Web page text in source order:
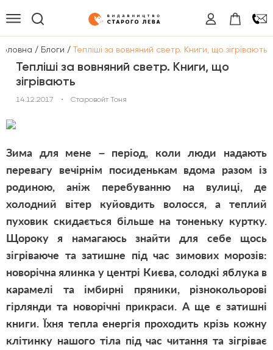
/ Блоги / Тепліші за вовняний светр. Книги, що зігрівають
Тепліші за вовняний светр. Книги, що
зігрівають
14.12.2017 • Старовойт Тоня
Зима для мене – період, коли люди надають
перевагу вечірнім посиденькам вдома разом із
родиною, аніж перебуванню на вулиці, де
холодний вітер куйовдить волосся, а теплий
пуховик скидається більше на тоненьку куртку.
Щороку я намагаюсь знайти для себе щось
зігріваюче та затишне під час зимових морозів:
новорічна ялинка у центрі Києва, солодкі яблука в
карамелі та імбирні пряники, різнокольорові
гірлянди та новорічні прикраси. А ще є затишні
книги. Їхня тепла енергія проходить крізь кожну
клітинку нашого тіла під час читання та зігріває